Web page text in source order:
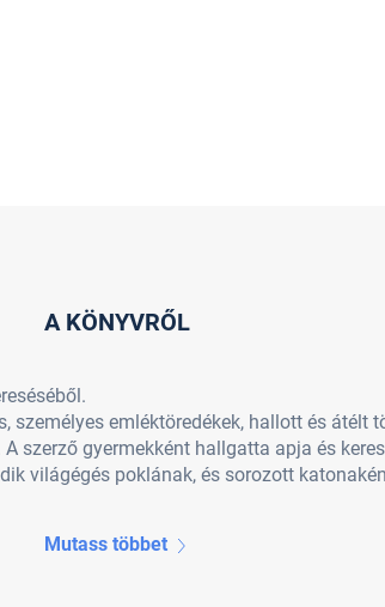
A KÖNYVRŐL
emléktöredékek, hallott és átélt
szerző gyermekként hallgatta apja és
világégés poklának, és sorozott
Mutass többet